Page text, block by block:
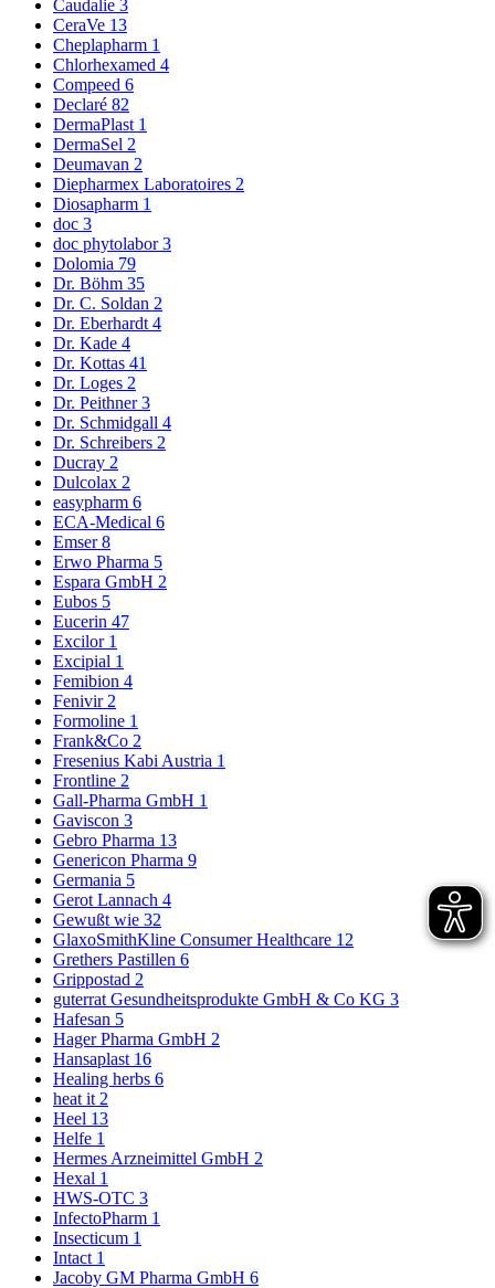
Caudalie 3
CeraVe 13
Cheplapharm 1
Chlorhexamed 4
Compeed 6
Declaré 82
DermaPlast 1
DermaSel 2
Deumavan 2
Diepharmex Laboratoires 2
Diosapharm 1
doc 3
doc phytolabor3
Dolomia 79
Dr. Böhm 35
Dr. C. Soldan 2
Dr. Eberhardt 4
Dr. Kade 4
Dr. Kottas 41
Dr. Loges 2
Dr. Peithner3
Dr. Schmidgall 4
Dr. Schreibers 2
Ducray 2
Dulcolax 2
easypharm 6
ECA-Medical 6
Emser8
Erwo Pharma 5
Espara GmbH 2
Eubos 5
Eucerin 47
Excilor 1
Excipial 1
Femibion 4
Fenivir 2
Formoline 1
Frank&Co 2
Fresenius Kabi Austria 1
Frontline 2
Gall-Pharma GmbH 1
Gaviscon 3
Gebro Pharma 13
Genericon Pharma 9
Germania 5
Gerot Lannach 4
Gewußt wie 32
GlaxoSmithKline Consumer Healthcare 12
Grethers Pastillen 6
Grippostad 2
guterrat Gesundheitsprodukte GmbH & Co KG 3
Hafesan 5
Hager Pharma GmbH 2
Hansaplast 16
Healing herbs 6
heat it 2
Heel 13
Helfe 1
Hermes Arzneimittel GmbH 2
Hexal 1
HWS-OTC 3
InfectoPharm 1
Insecticum 1
Intact 1
Jacoby GM Pharma GmbH 6